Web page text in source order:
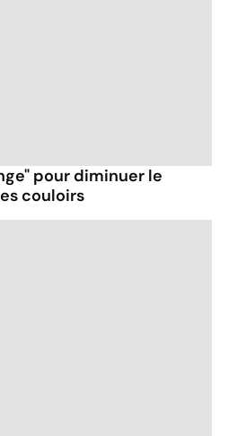
pour diminuer le
couloirs